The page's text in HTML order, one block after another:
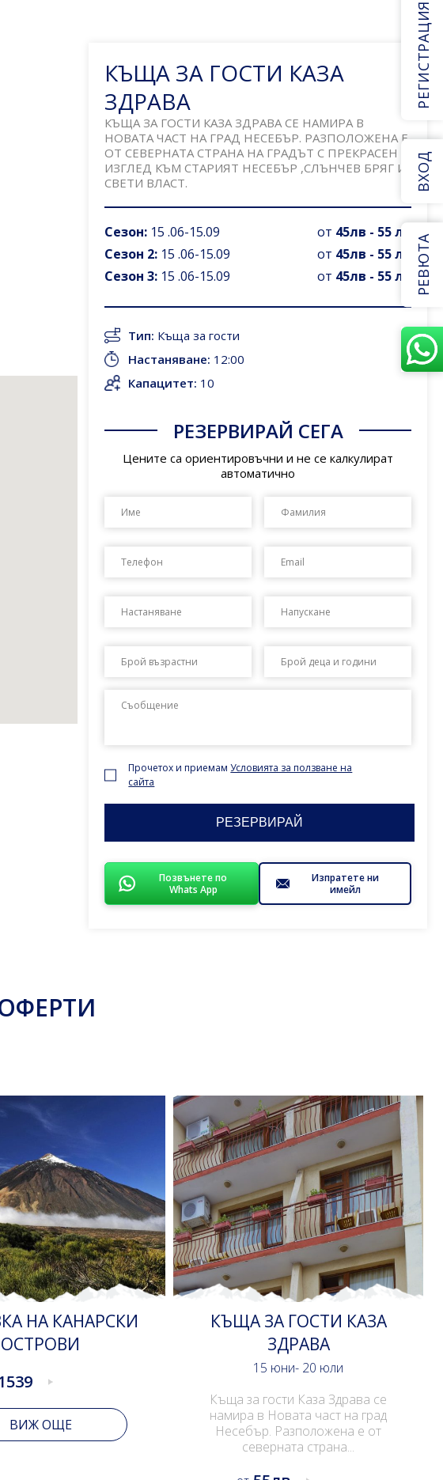
КЪЩА ЗА ГОСТИ КАЗА
ЗДРАВА
КЪЩА ЗА ГОСТИ КАЗА ЗДРАВА СЕ НАМИРА В
НОВАТА ЧАСТ НА ГРАД НЕСЕБЪР. РАЗПОЛОЖЕНА Е
ОТ СЕВЕРНАТА СТРАНА НА ГРАДЪТ С ПРЕКРАСЕН
ИЗГЛЕД КЪМ СТАРИЯТ НЕСЕБЪР ,СЛЪНЧЕВ БРЯГ И
СВЕТИ ВЛАСТ.
Сезон: 15 .06-15.09 от 45лв - 55 лв
Сезон 2: 15 .06-15.09 от 45лв - 55 лв
Сезон 3: 15 .06-15.09 от 45лв - 55 лв
Тип: Къща за гости
Настаняване: 12:00
Капацитет: 10
РЕЗЕРВИРАЙ СЕГА
Цените са ориентировъчни и не се калкулират
автоматично
Format:
Прочетох и приемамУсловията за ползване на
сайта
Позвънете по
Whats App
Изпратете ни
имейл
ГОСТИ КАЗА
ЗДРАВА
Новата част на град
Разположена е от
страна...
КЪЩА ЗА ГОСТИ ЕНЧЕВИ.
Юни - Септември
Holidays Bulgaria ви представя
приказно място на което да се
забавалявате на макс и починете в
тази топ...
1 нощувка
РЕГИСТРАЦИЯ
ВХОД
РЕВЮТА